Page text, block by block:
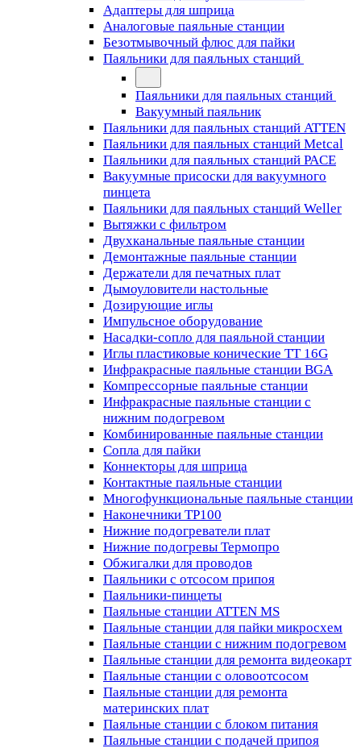
Адаптеры для шприца
Аналоговые паяльные станции
Безотмывочный флюс для пайки
Паяльники для паяльных станций
Паяльники для паяльных станций
Вакуумный паяльник
Паяльники для паяльных станций ATTEN
Паяльники для паяльных станций Metcal
Паяльники для паяльных станций PACE
Вакуумные присоски для вакуумного
пинцета
Паяльники для паяльных станций Weller
Вытяжки с фильтром
Двухканальные паяльные станции
Демонтажные паяльные станции
Держатели для печатных плат
Дымоуловители настольные
Дозирующие иглы
Импульсное оборудование
Насадки-сопло для паяльной станции
Иглы пластиковые конические TT 16G
Инфракрасные паяльные станции BGA
Компрессорные паяльные станции
Инфракрасные паяльные станции с
нижним подогревом
Комбинированные паяльные станции
Сопла для пайки
Коннекторы для шприца
Контактные паяльные станции
Многофункциональные паяльные станции
Наконечники TP100
Нижние подогреватели плат
Нижние подогревы Термопро
Обжигалки для проводов
Паяльники с отсосом припоя
Паяльники-пинцеты
Паяльные станции ATTEN MS
Паяльные станции для пайки микросхем
Паяльные станции с нижним подогревом
Паяльные станции для ремонта видеокарт
Паяльные станции с оловоотсосом
Паяльные станции для ремонта
материнских плат
Паяльные станции с блоком питания
Паяльные станции с подачей припоя